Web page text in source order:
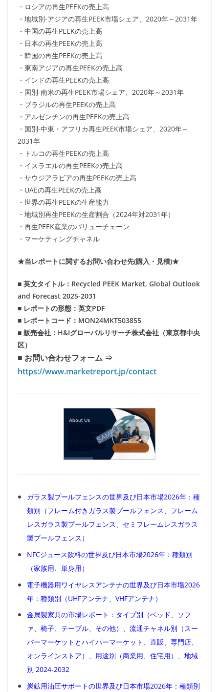
・ロシアの再生PEEKの売上高
・地域別-アジアの再生PEEK市場シェア、2020年～2031年
・中国の再生PEEKの売上高
・日本の再生PEEKの売上高
・韓国の再生PEEKの売上高
・東南アジアの再生PEEKの売上高
・インドの再生PEEKの売上高
・国別-南米の再生PEEK市場シェア、2020年～2031年
・ブラジルの再生PEEKの売上高
・アルゼンチンの再生PEEKの売上高
・国別-中東・アフリカ再生PEEK市場シェア、2020年～
2031年
・トルコの再生PEEKの売上高
・イスラエルの再生PEEKの売上高
・サウジアラビアの再生PEEKの売上高
・UAEの再生PEEKの売上高
・世界の再生PEEKの生産能力
・地域別再生PEEKの生産割合（2024年対2031年）
・再生PEEK産業のバリューチェーン
・マーケティングチャネル
★当レポートに関するお問い合わせ先(購入・見積)★
■ 英文タイトル：Recycled PEEK Market, Global Outlook
and Forecast 2025-2031
■ レポートの形態：英文PDF
■ レポートコード：MON24MKT503855
■ 販売会社：H&Iグローバルリサーチ株式会社（東京都中央
区）
■ お問い合わせフォーム ⇒
https://www.marketreport.jp/contact
ガラス製プールフェンスの世界及び日本市場2026年：種
類別（フレーム付きガラス製プールフェンス、フレーム
レスガラス製プールフェンス、セミフレームレスガラス
製プールフェンス）
NFCジュース飲料の世界及び日本市場2026年：種類別
（家族用、単身用）
電子機器用ワイヤレスアンテナの世界及び日本市場2026
年：種類別（UHFアンテナ、VHFアンテナ）
金属製家具の市場レポート：タイプ別（ベッド、ソフ
ァ、椅子、テーブル、その他）、流通チャネル別（スー
パーマーケットとハイパーマーケット、直販、専門店、
オンラインストア）、用途別（商業用、住宅用）、地域
別 2024-2032
炭鉱用油圧サポートの世界及び日本市場2026年：種類別